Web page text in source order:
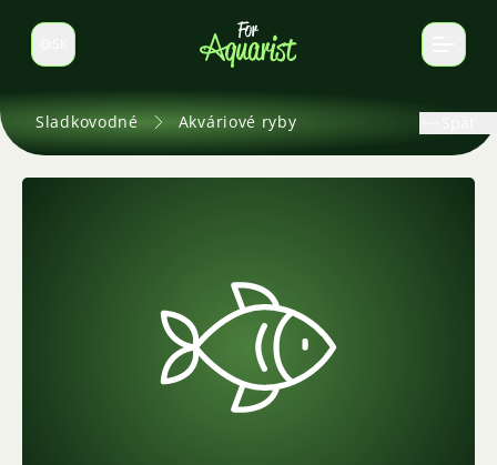
Prepnúť jazyk
Sladkovodné Akváriové ryby